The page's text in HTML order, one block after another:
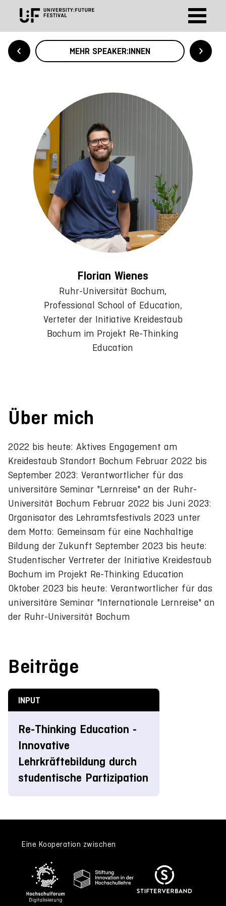
MEHR SPEAKER:INNEN
Florian Wienes
Ruhr-Universität Bochum,
Professional School of Education,
Verteter der Initiative Kreidestaub
Bochum im Projekt Re-Thinking
Education
Über mich
2022 bis heute: Aktives Engagement am
Kreidestaub Standort Bochum Februar 2022 bis
September 2023: Verantwortlicher für das
universitäre Seminar "Lernreise" an der Ruhr-
Universität Bochum Februar 2022 bis Juni 2023:
Organisator des Lehramtsfestivals 2023 unter
dem Motto: Gemeinsam für eine Nachhaltige
Bildung der Zukunft September 2023 bis heute:
Studentischer Vertreter der Initiative Kreidestaub
Bochum im Projekt Re-Thinking Education
Oktober 2023 bis heute: Verantwortlicher für das
universitäre Seminar "Internationale Lernreise" an
der Ruhr-Universität Bochum
Beiträge
INPUT
Re-Thinking Education -
Innovative
Lehrkräftebildung durch
studentische Partizipation
Eine Kooperation zwischen